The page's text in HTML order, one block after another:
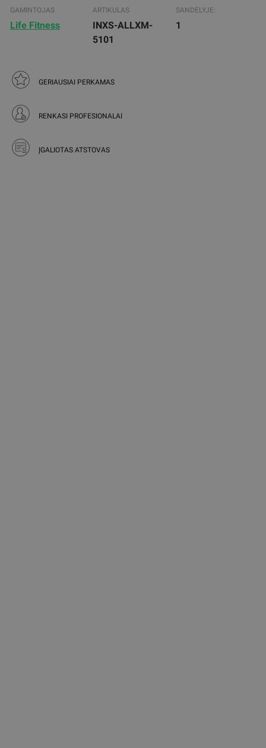
GAMINTOJAS
Life Fitness
ARTIKULAS
INXS-ALLXM-
5101
SANDĖLYJE:
1
GERIAUSIAI PERKAMAS
RENKASI PROFESIONALAI
ĮGALIOTAS ATSTOVAS